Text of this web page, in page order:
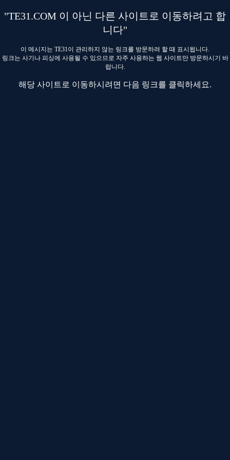
"TE31.COM 이 아닌 다른 사이트로 이동하려고 합
니다"
이 메시지는 TE31이 관리하지 않는 링크를 방문하려 할 때 표시됩니다.
링크는 사기나 피싱에 사용될 수 있으므로 자주 사용하는 웹 사이트만 방문하시기 바
랍니다.
해당 사이트로 이동하시려면 다음 링크를 클릭하세요.